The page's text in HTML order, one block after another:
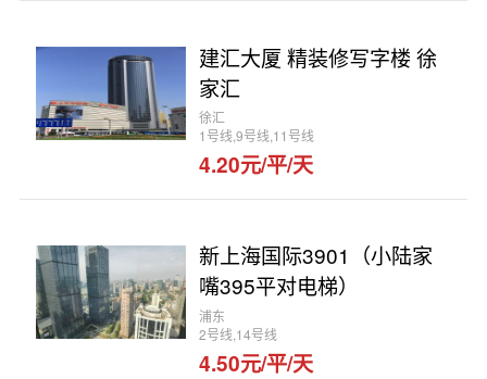
建汇大厦 精装修写字楼 徐
家汇
徐汇
1号线,9号线,11号线
4.20元/平/天
新上海国际3901（小陆家
嘴395平对电梯）
浦东
2号线,14号线
4.50元/平/天